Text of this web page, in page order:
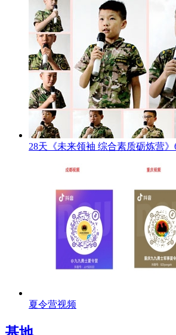
28天《未来领袖 综合素质砺炼营》
夏令营视频